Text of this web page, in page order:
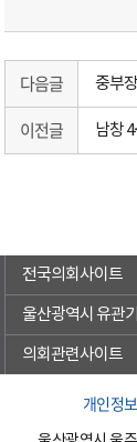
다음글 중부
이전글 남창
전국의회사이트
울산광역시 유관
의회관련사이트
개인정